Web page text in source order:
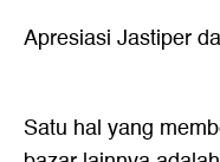
Apresiasi Jastiper
Satu hal yang